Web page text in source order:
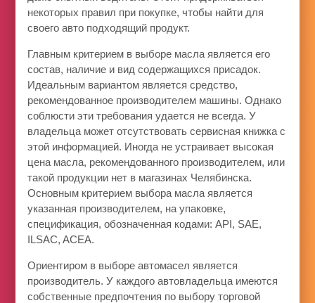
некоторых правил при покупке, чтобы найти для
своего авто подходящий продукт.
Главным критерием в выборе масла является его
состав, наличие и вид содержащихся присадок.
Идеальным вариантом является средство,
рекомендованное производителем машины. Однако
соблюсти эти требования удается не всегда. У
владельца может отсутствовать сервисная книжка с
этой информацией. Иногда не устраивает высокая
цена масла, рекомендованного производителем, или
такой продукции нет в магазинах Челябинска.
Основным критерием выбора масла является
указанная производителем, на упаковке,
спецификация, обозначенная кодами: API, SAE,
ILSAC, ACEA.
Ориентиром в выборе автомасел является
производитель. У каждого автовладельца имеются
собственные предпочтения по выбору торговой